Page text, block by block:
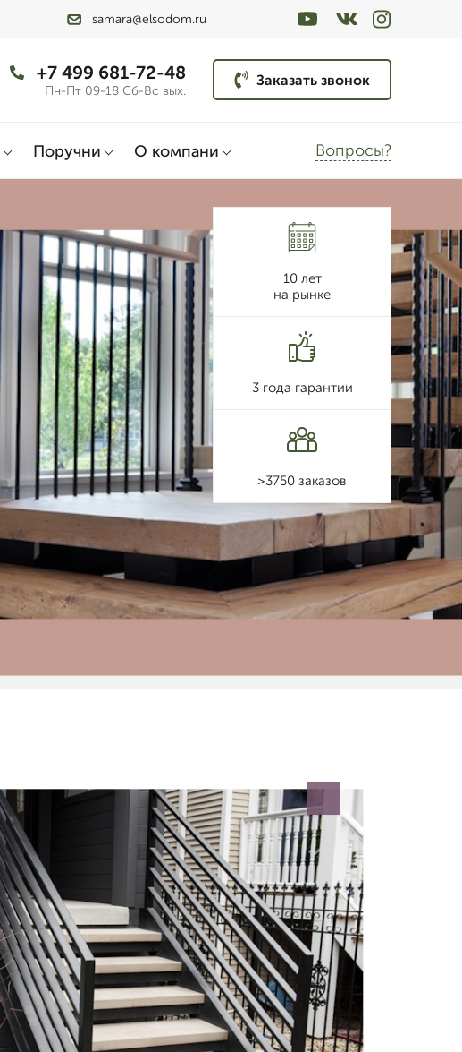
samara@elsodom.ru
+7 499 681-72-48
Пн-Пт 09-18 Сб-Вс вых.
Заказать звонок
Поручни О компани Вопросы?
10 лет
на рынке
3 года гарантии
>3750 заказов